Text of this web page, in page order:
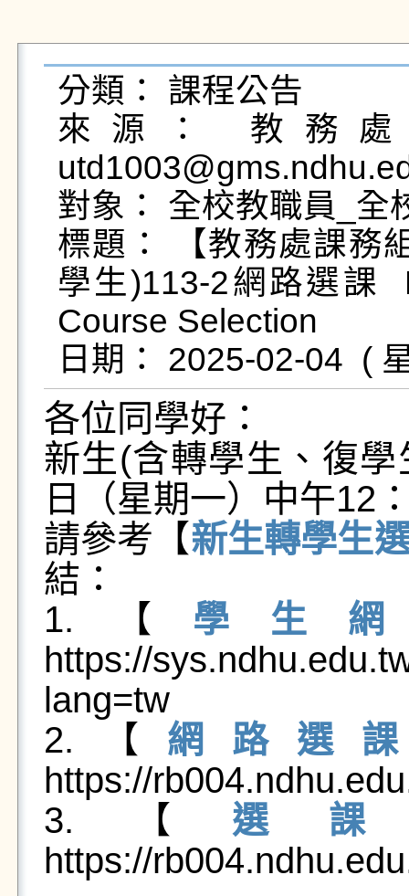
分類： 課程公告
來源： 教務
對象： 全校教職員_全
標題： 【教務處課務
學生)113-2網路選課
Course Selection
各位同學好：
新生(含轉學生、復
日（星期一）中午12
請參考【新生轉學生
結：
1.【 學生
https://
lang=tw
2.【 網路選
https://
3.【 選
https://